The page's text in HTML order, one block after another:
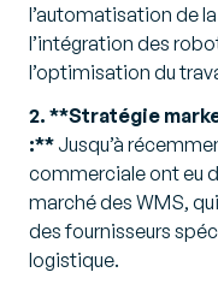
l’automatisation de
l’intégration des
l’optimisation du
2. **Stratégie
:** Jusqu’à
commerciale ont eu
marché des WMS,
des fournisseurs
logistique.